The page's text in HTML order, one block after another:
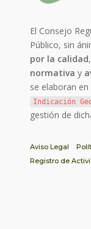
El Consejo
Público, sin
por la calidad
normativa y
se elaboran
Indicación
gestión de
Aviso Legal
Registro de